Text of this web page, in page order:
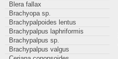
Blera fallax
Brachyopa sp.
Brachypalpoides lentus
Brachypalpus laphriformis
Brachypalpus sp.
Brachypalpus valgus